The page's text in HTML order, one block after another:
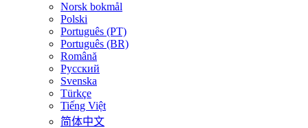
Norsk bokmål
Polski
Português (PT)
Português (BR)
Română
Русский
Svenska
Türkçe
Tiếng Việt
简体中文